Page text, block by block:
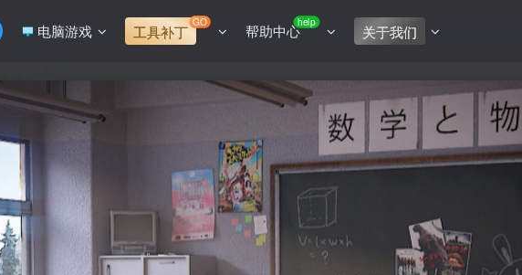
电脑游戏 工具补丁 GO 帮助中心help 关于我们